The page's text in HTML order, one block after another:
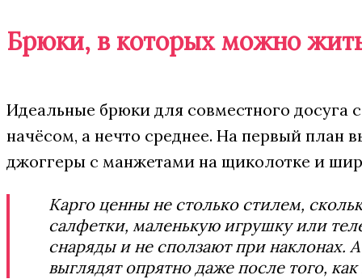
Брюки, в которых можно
Идеальные брюки для совместного досуга
начёсом, а нечто среднее. На первый план
джоггеры с манжетами на щиколотке и
Карго ценны не столько стилем,
салфетки, маленькую игрушку или
снаряды и не сползают при наклонах.
выглядят опрятно даже после того,